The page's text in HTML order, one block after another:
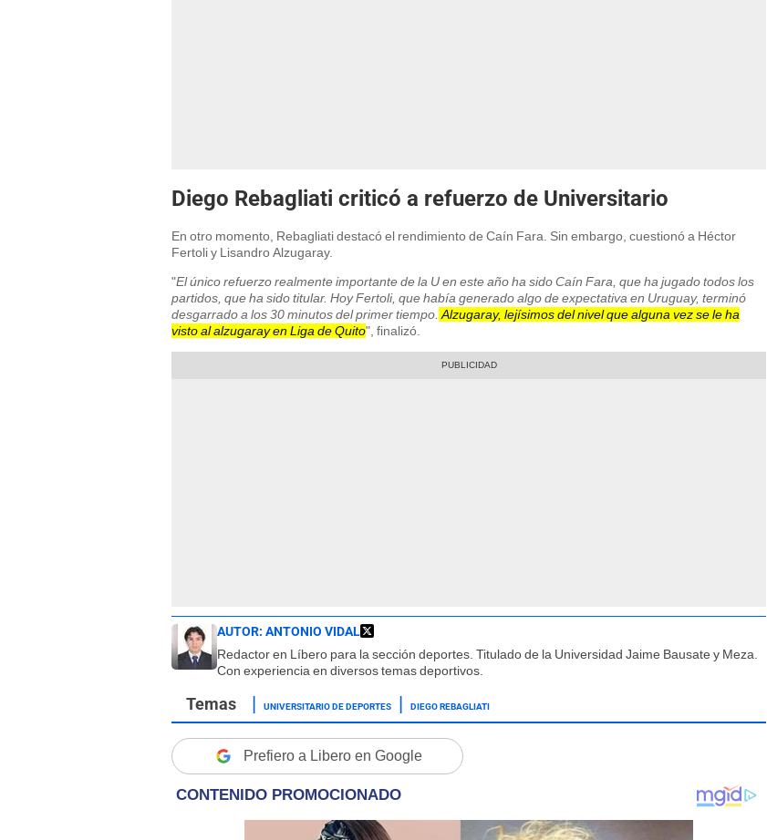
Diego Rebagliati criticó a refuerzo de Universitario
En otro momento, Rebagliati destacó el rendimiento de Caín Fara. Sin embargo, cuestionó a Héctor
Fertoli y Lisandro Alzugaray.
"El único refuerzo realmente importante de la U en este año ha sido Caín Fara, que ha jugado todos los
partidos, que ha sido titular. Hoy Fertoli, que había generado algo de expectativa en Uruguay, terminó
desgarrado a los 30 minutos del primer tiempo. Alzugaray, lejísimos del nivel que alguna vez se le ha
visto al alzugaray en Liga de Quito", finalizó.
AUTOR: ANTONIO VIDAL
Redactor en Líbero para la sección deportes. Titulado de la Universidad Jaime Bausate y Meza.
Con experiencia en diversos temas deportivos.
UNIVERSITARIO DE DEPORTES DIEGO REBAGLIATI
Prefiero a Libero en Google